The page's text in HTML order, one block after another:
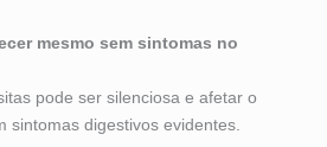
mesmo sem sintomas no
pode ser silenciosa e afetar o
sintomas digestivos evidentes.